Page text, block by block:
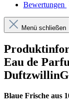
Bewertungen
Menü schließen
Eau de
Blaue Frische aus